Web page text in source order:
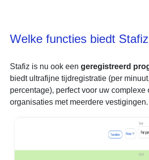
Welke functies biedt
Stafiz is nu ook een geregistreerd
biedt ultrafijne tijdregistratie (per
percentage), perfect voor uw complexe
organisaties met meerdere vestigingen.